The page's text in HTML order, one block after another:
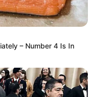
– Number 4 Is In